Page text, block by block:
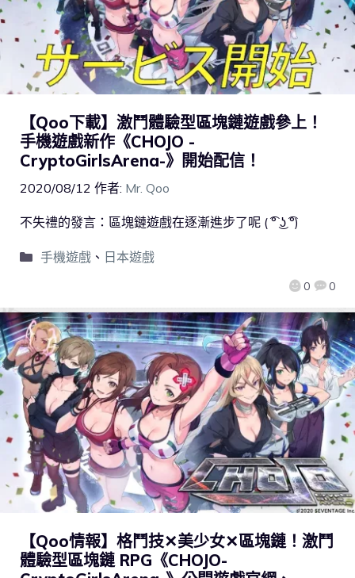
【Qoo下載】激鬥體驗型區塊鏈遊戲參上！
手機遊戲新作《CHOJO -
CryptoGirlsArena-》開始配信！
2020/08/12 作者: Mr. Qoo
0 0
不失禮的發言：區塊鏈遊戲在逐漸進步了呢 ( ͡° ͜ʖ ͡°)
手機遊戲、 日本遊戲
【Qoo情報】格鬥技✕美少女✕區塊鏈！激鬥
體驗型區塊鏈 RPG《CHOJO-